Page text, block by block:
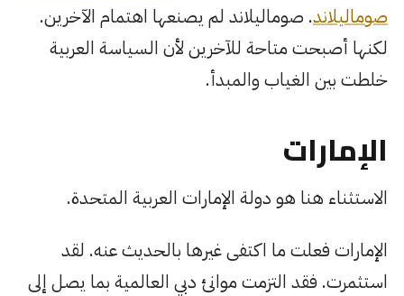
صوماليلاند. صوماليلاند لم يصنعها اهتمام الآخرين.
لكنها أصبحت متاحة للآخرين لأن السياسة العربية
خلطت بين الغياب والمبدأ.
الإمارات
الاستثناء هنا هو دولة الإمارات العربية المتحدة.
الإمارات فعلت ما اكتفى غيرها بالحديث عنه. لقد
استثمرت. فقد التزمت موانئ دبي العالمية بما يصل إلى